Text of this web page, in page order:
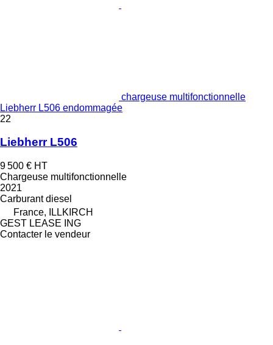
chargeuse multifonctionnelle
Liebherr L506 endommagée
22
Liebherr L506
9 500 € HT
Chargeuse multifonctionnelle
2021
Carburant diesel
France, ILLKIRCH
GEST LEASE ING
Contacter le vendeur